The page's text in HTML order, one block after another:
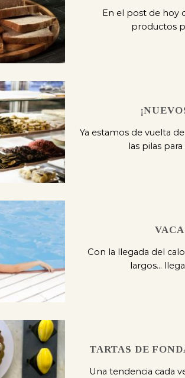
En el post de hoy
productos
Ya estamos de vuelta
las pilas
Con la llegada del
largos…
TARTAS DE
Una tendencia cada